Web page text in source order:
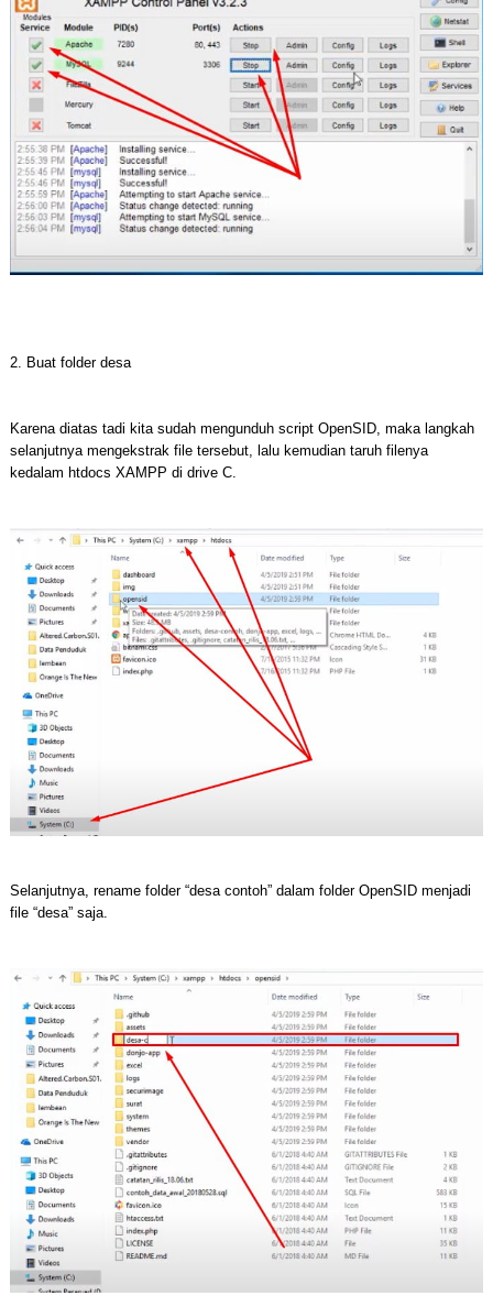
2. Buat folder desa
Karena diatas tadi kita sudah mengunduh script OpenSID, maka langkah
selanjutnya mengekstrak file tersebut, lalu kemudian taruh filenya
kedalam htdocs XAMPP di drive C.
Selanjutnya, rename folder “desa contoh” dalam folder OpenSID menjadi
file “desa” saja.